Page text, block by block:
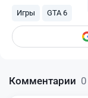
Игры GTA 6
Комментарии 0